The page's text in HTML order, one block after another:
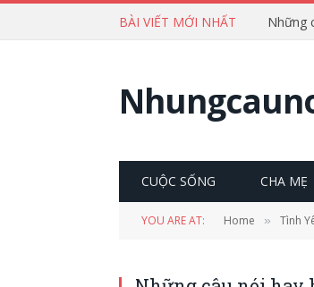
BÀI VIẾT MỚI NHẤT
CUỘC SỐNG CHA MẸ
YOU ARE AT: Home » Tình